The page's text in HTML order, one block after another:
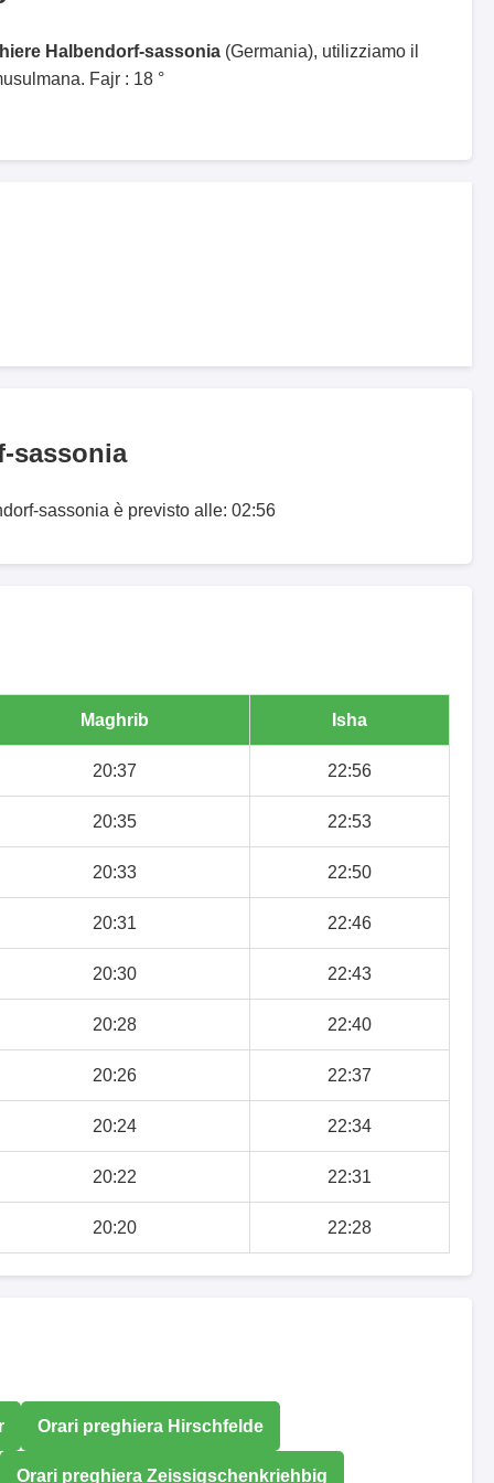
Halbendorf-sassonia (Germania), utilizziamo il
Fajr : 18 °
sassonia
sassonia è previsto alle: 02:56
Maghrib Isha
20:37 22:56
20:35 22:53
20:33 22:50
20:31 22:46
20:30 22:43
20:28 22:40
20:26 22:37
20:24 22:34
20:22 22:31
20:20 22:28
Orari preghiera Hirschfelde
Orari preghiera Zeissigschenkriehbig